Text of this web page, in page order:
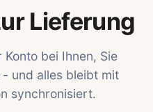
Lieferung
bei Ihnen, Sie
und alles bleibt mit
synchronisiert.